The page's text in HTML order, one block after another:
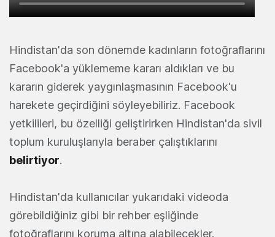
Hindistan'da son dönemde kadınların fotoğraflarını
Facebook'a yüklememe kararı aldıkları ve bu
kararın giderek yaygınlaşmasının Facebook'u
harekete geçirdiğini söyleyebiliriz. Facebook
yetkilileri, bu özelliği geliştirirken Hindistan'da sivil
toplum kuruluşlarıyla beraber çalıştıklarını
belirtiyor.
Hindistan'da kullanıcılar yukarıdaki videoda
görebildiğiniz gibi bir rehber eşliğinde
fotoğraflarını koruma altına alabilecekler.